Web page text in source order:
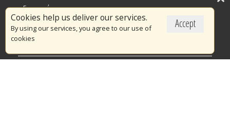
Accept
Cookies help us deliver our services.
By using our services, you agree to our use of
cookies
Επικαιρότητα
Το Πυροσβεστικό Σώμα